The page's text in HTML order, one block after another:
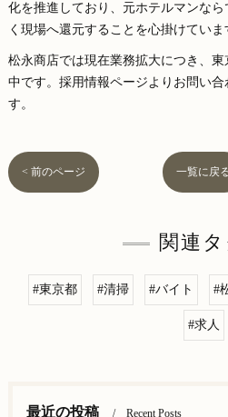
化を推進しており、元ホテルマンな
く現場へ還元することを心掛けていま
松永商店では現在業務拡大につき、
中です。採用情報ページよりお問い
す。
< 前のページ 一覧に戻
関連
#東京都 #清掃 #バイト #
#求人
最近の投稿 Recent Posts